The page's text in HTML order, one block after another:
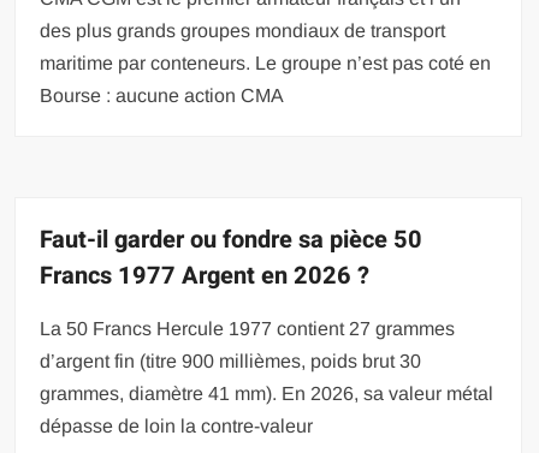
des plus grands groupes mondiaux de transport
maritime par conteneurs. Le groupe n’est pas coté en
Bourse : aucune action CMA
Faut-il garder ou fondre sa pièce 50
Francs 1977 Argent en 2026 ?
La 50 Francs Hercule 1977 contient 27 grammes
d’argent fin (titre 900 millièmes, poids brut 30
grammes, diamètre 41 mm). En 2026, sa valeur métal
dépasse de loin la contre-valeur